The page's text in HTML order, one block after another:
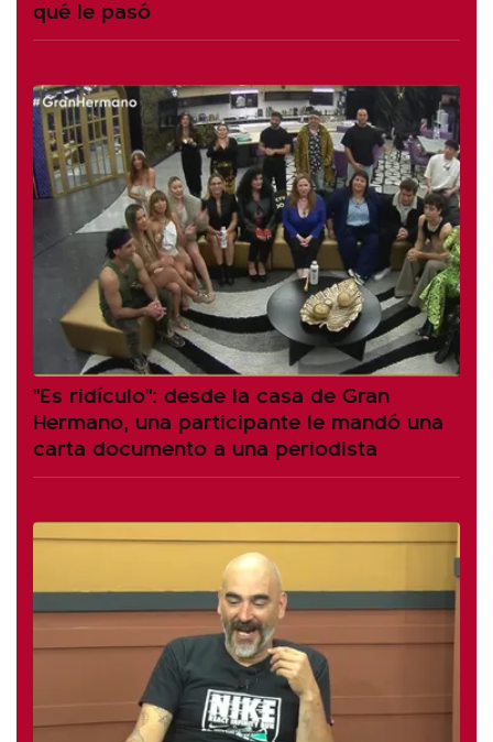
qué le pasó
"Es ridículo": desde la casa de Gran
Hermano, una participante le mandó una
carta documento a una periodista